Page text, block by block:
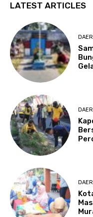
LATEST ARTICLES